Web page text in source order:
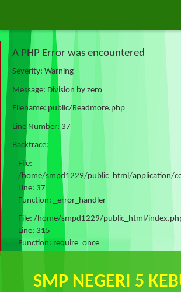
A PHP Error was encountered
Severity: Warning
Message: Division by zero
Filename: public/Readmore.php
Line Number: 37
Backtrace:
File:
/home/smpd1229/public_html/application/
Line: 37
Function: _error_handler
File: /home/smpd1229/public_html/
Line: 315
Function: require_once
SMP NEGERI 5